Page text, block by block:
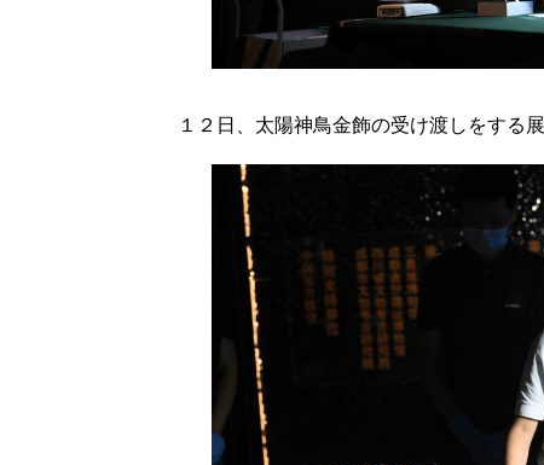
１２日、太陽神鳥金飾の受け渡しをする